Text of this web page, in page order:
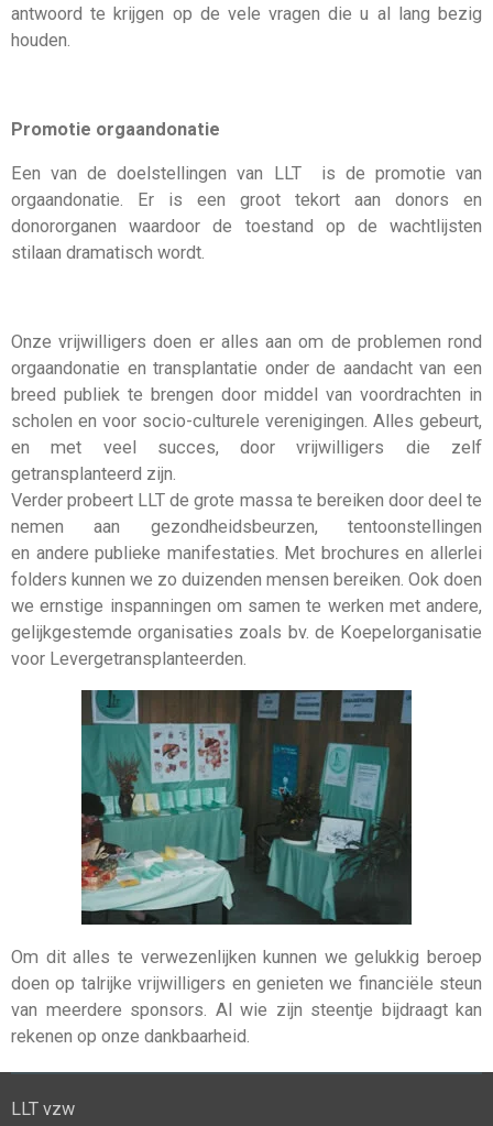
antwoord te krijgen op de vele vragen die u al lang bezig
houden.
Promotie orgaandonatie
Een van de doelstellingen van LLT is de promotie van
orgaandonatie. Er is een groot tekort aan donors en
donororganen waardoor de toestand op de wachtlijsten
stilaan dramatisch wordt.
Onze vrijwilligers doen er alles aan om de problemen rond
orgaandonatie en transplantatie onder de aandacht van een
breed publiek te brengen door middel van voordrachten in
scholen en voor socio-culturele verenigingen. Alles gebeurt,
en met veel succes, door vrijwilligers die zelf
getransplanteerd zijn.
Verder probeert LLT de grote massa te bereiken door deel te
nemen aan gezondheidsbeurzen, tentoonstellingen
en andere publieke manifestaties. Met brochures en allerlei
folders kunnen we zo duizenden mensen bereiken. Ook doen
we ernstige inspanningen om samen te werken met andere,
gelijkgestemde organisaties zoals bv. de Koepelorganisatie
voor Levergetransplanteerden.
Om dit alles te verwezenlijken kunnen we gelukkig beroep
doen op talrijke vrijwilligers en genieten we financiële steun
van meerdere sponsors. Al wie zijn steentje bijdraagt kan
rekenen op onze dankbaarheid.
LLT vzw